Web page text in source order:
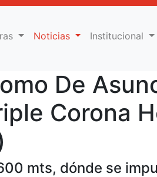
Noticias Institucional
De
Corona
mts, dónde se